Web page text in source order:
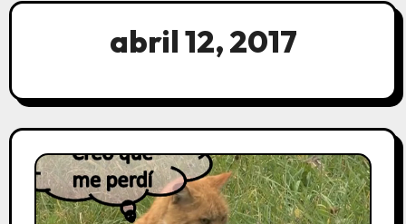
abril 12, 2017